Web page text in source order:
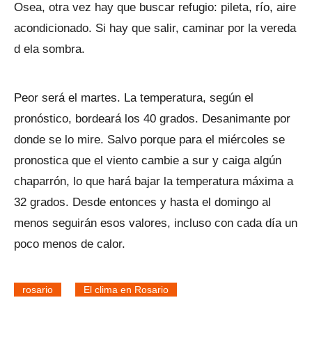
Osea, otra vez hay que buscar refugio: pileta, río, aire
acondicionado. Si hay que salir, caminar por la vereda
d ela sombra.
Peor será el martes. La temperatura, según el
pronóstico, bordeará los 40 grados. Desanimante por
donde se lo mire. Salvo porque para el miércoles se
pronostica que el viento cambie a sur y caiga algún
chaparrón, lo que hará bajar la temperatura máxima a
32 grados. Desde entonces y hasta el domingo al
menos seguirán esos valores, incluso con cada día un
poco menos de calor.
rosario El clima en Rosario